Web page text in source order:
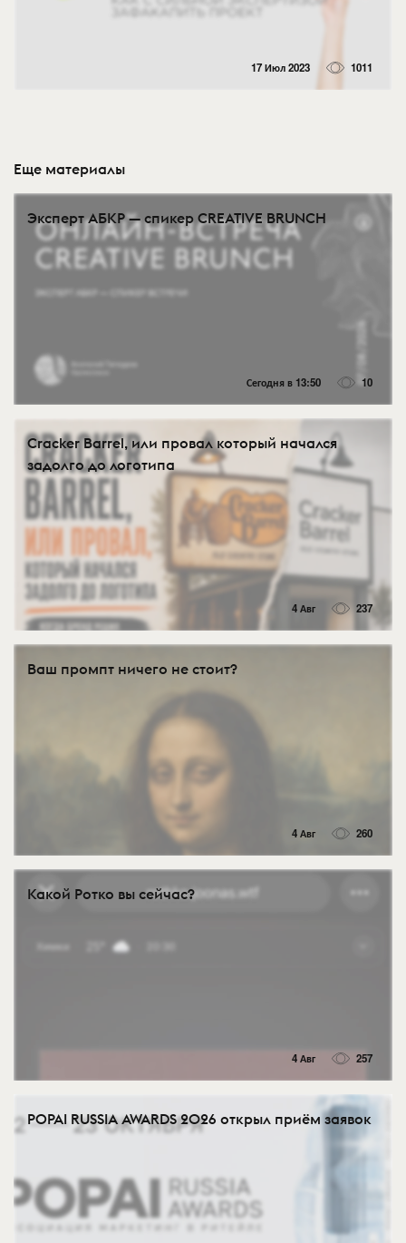
17 Июл 2023 1011
Еще материалы
Эксперт АБКР — спикер CREATIVE BRUNCH
Сегодня в 13:50 10
Cracker Barrel, или провал который начался
задолго до логотипа
4 Авг 237
Ваш промпт ничего не стоит?
4 Авг 260
Какой Ротко вы сейчас?
4 Авг 257
POPAI RUSSIA AWARDS 2026 открыл приём заявок